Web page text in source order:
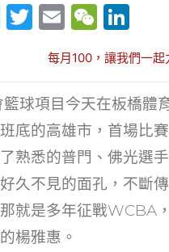
F
e
b
o
o
k
T
itt
er
E
ai
l
W
C
h
at
k
e
dI
n
每月100，讓我們一
籃球項目今天在板橋體
底的高雄市，首場比
熟悉的普門、佛光選
久不見的面孔，不斷
就是多年征戰WCBA
楊雅惠。